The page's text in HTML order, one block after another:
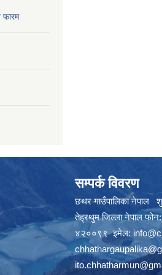
फारम
सम्पर्क विवरण
छथर गाउँपालिका नेपाल
तेह्रथुम जिल्ला नेपाल
४२००९९ इमेल: